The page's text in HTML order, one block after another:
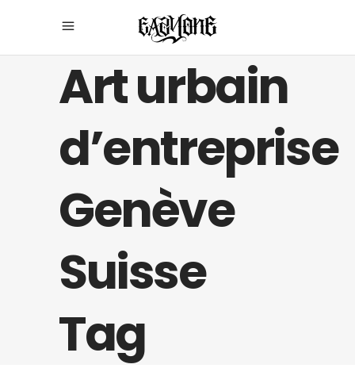
Art urbain
d’entreprise
Genève
Suisse
Tag